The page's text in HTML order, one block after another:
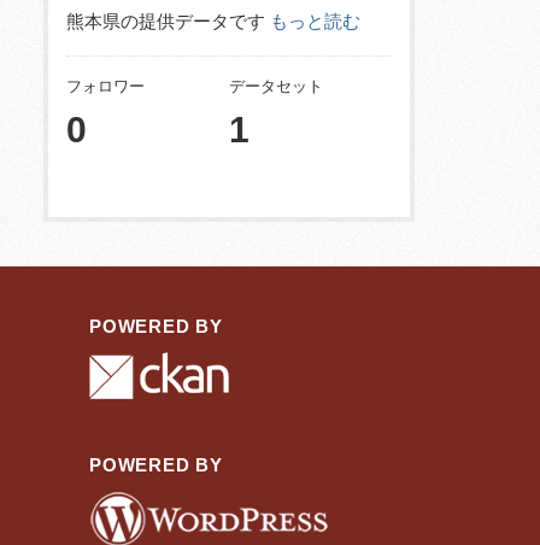
熊本県の提供データです もっと読む
フォロワー
0
データセット
1
POWERED BY
POWERED BY